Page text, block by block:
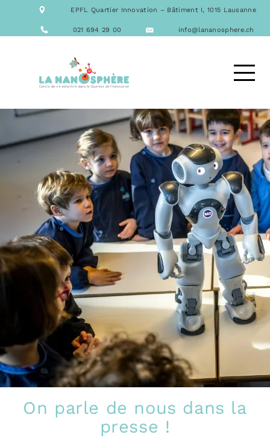
EPFL Quartier Innovation – Bâtiment I, 1015 Lausanne
021 694 29 00 info@lananosphere.ch
ACTIVITÉS
DEMANDE D’ACCUEIL
On parle de nous dans la
presse !